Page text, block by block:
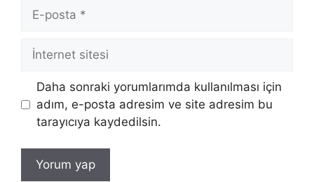
posta
İnternet
sitesi
Daha sonraki yorumlarımda kullanılması için
adım, e-posta adresim ve site adresim bu
tarayıcıya kaydedilsin.